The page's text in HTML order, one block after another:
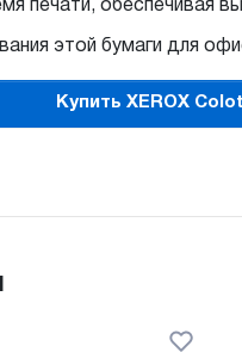
печати, обеспечивая
этой бумаги для
Купить XEROX